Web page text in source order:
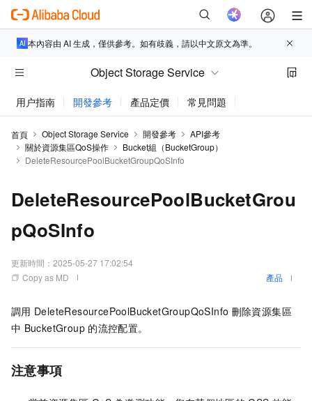
本內容由 AI 生成，僅供參考。如有歧義，請以中文原文為準。
Object Storage Service
用户指南 開發參考 產品定價 常見問題
首頁 Object Storage Service 開發參考
API參考
關於資源集區QoS操作
Bucket組（BucketGroup）
DeleteResourcePoolBucketGroupQoSInfo
DeleteResourcePoolBucketGrou
pQoSInfo
更新時間： 2025-05-27 17:02:54
Copy as MD
產品
調用 DeleteResourcePoolBucketGroupQoSInfo 刪除資源集區
中 BucketGroup 的流控配置。
注意事項